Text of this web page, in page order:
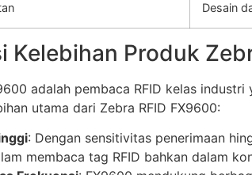
Desain
Kelebihan Produk
adalah pembaca RFID kelas
utama dari Zebra RFID FX9600:
: Dengan sensitivitas penerimaan
membaca tag RFID bahkan dalam